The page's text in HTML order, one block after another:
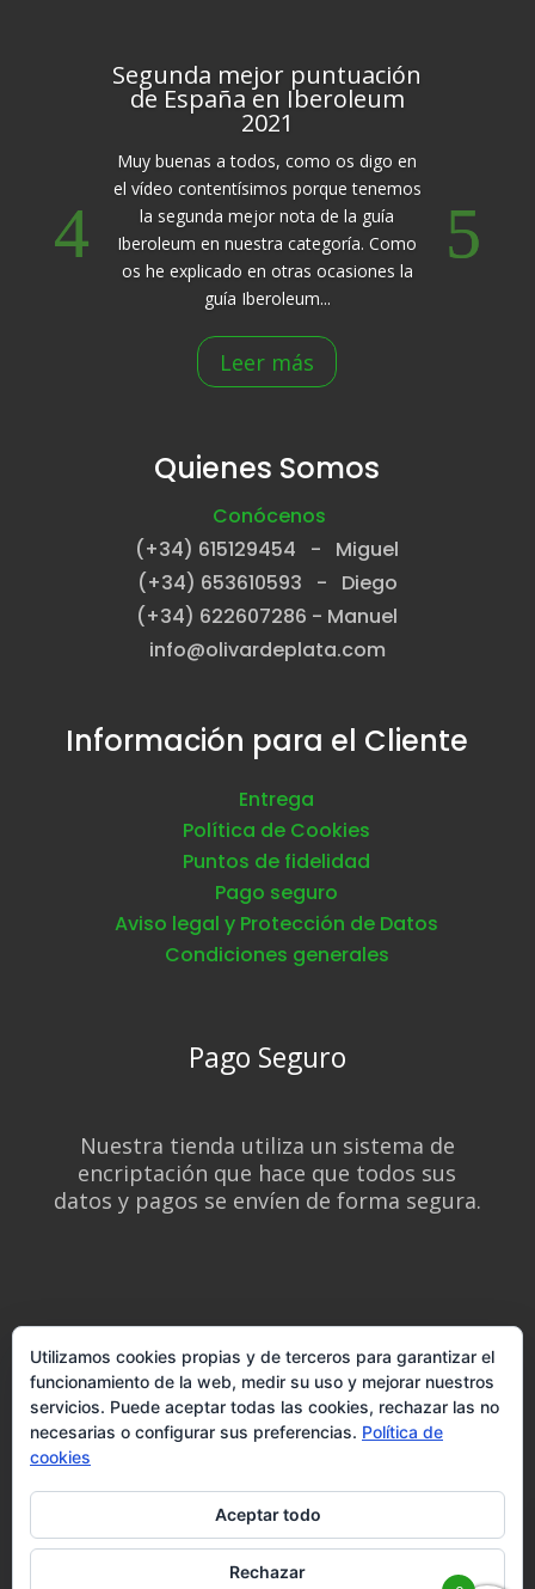
Segunda mejor puntuación
de España en Iberoleum
2021
Muy buenas a todos, como os digo en
el vídeo contentísimos porque tenemos
la segunda mejor nota de la guía
Iberoleum en nuestra categoría. Como
os he explicado en otras ocasiones la
guía Iberoleum...
Leer más
Quienes Somos
Conócenos
(+34) 615129454 - Miguel
(+34) 653610593 - Diego
(+34) 622607286 - Manuel
info@olivardeplata.com
Información para el Cliente
Entrega
Política de Cookies
Puntos de fidelidad
Pago seguro
Aviso legal y Protección de Datos
Condiciones generales
Pago Seguro
Nuestra tienda utiliza un sistema de
encriptación que hace que todos sus
datos y pagos se envíen de forma segura.
Diseñado y creado mediante Wordpress, por y para
Utilizamos cookies propias y de terceros para garantizar el
funcionamiento de la web, medir su uso y mejorar nuestros
servicios. Puede aceptar todas las cookies, rechazar las no
necesarias o configurar sus preferencias. Política de
cookies
Aceptar todo
Rechazar